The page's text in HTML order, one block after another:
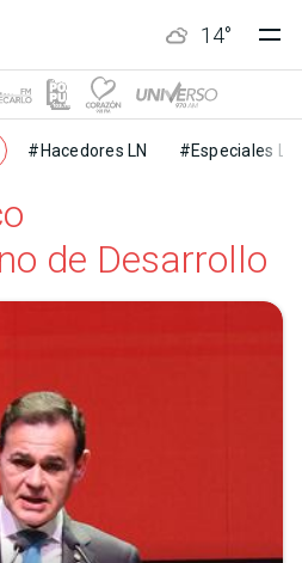
14°
#Hacedores LN #Especiales LN
de Desarrollo